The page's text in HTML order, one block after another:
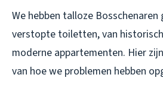
We hebben talloze
verstopte toiletten, van
moderne appartementen. Hier
van hoe we problemen hebben